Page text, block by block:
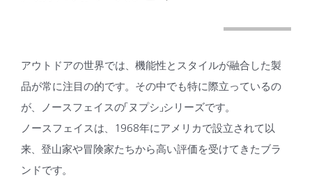
アウトドアの世界では、機能性とスタイルが融合した製
品が常に注目の的です。その中でも特に際立っているの
が、ノースフェイスの「ヌプシ」シリーズです。
ノースフェイスは、1968年にアメリカで設立されて以
来、登山家や冒険家たちから高い評価を受けてきたブラ
ンドです。